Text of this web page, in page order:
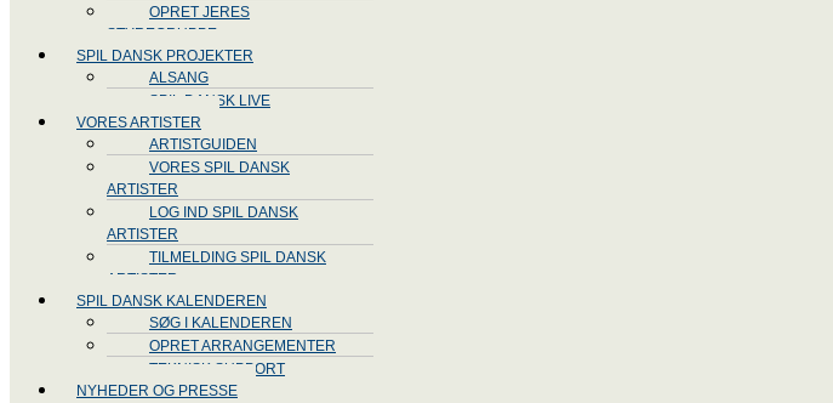
OPRET JERES
STYREGRUPPE
SPIL DANSK PROJEKTER
ALSANG
SPIL DANSK LIVE
VORES ARTISTER
ARTISTGUIDEN
VORES SPIL DANSK
ARTISTER
LOG IND SPIL DANSK
ARTISTER
TILMELDING SPIL DANSK
ARTISTER
SPIL DANSK KALENDEREN
SØG I KALENDEREN
OPRET ARRANGEMENTER
TEKNISK SUPPORT
NYHEDER OG PRESSE